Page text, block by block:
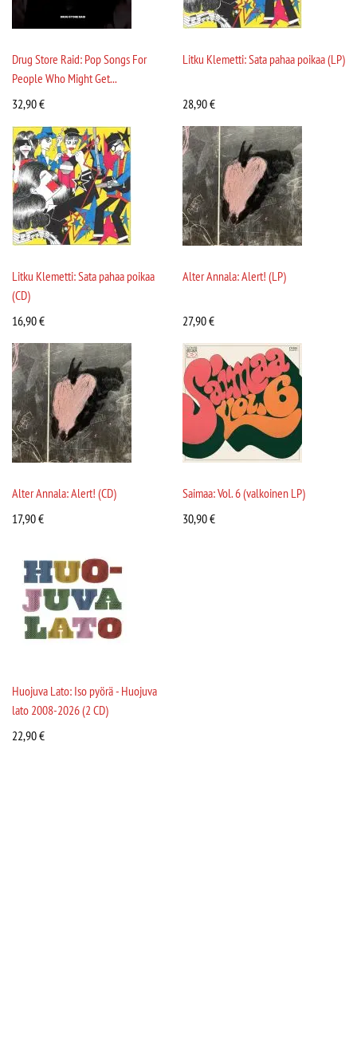
Drug Store Raid: Pop Songs For
People Who Might Get...
32,90€
Litku Klemetti: Sata pahaa poikaa (LP)
28,90€
Litku Klemetti: Sata pahaa poikaa
(CD)
16,90€
Alter Annala: Alert! (LP)
27,90€
Alter Annala: Alert! (CD)
17,90€
Saimaa: Vol. 6 (valkoinen LP)
30,90€
Huojuva Lato: Iso pyörä - Huojuva
lato 2008-2026 (2 CD)
22,90€